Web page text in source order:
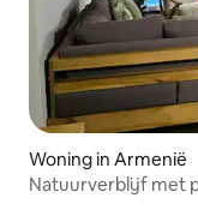
Woning in Armenië
Natuurverblijf met